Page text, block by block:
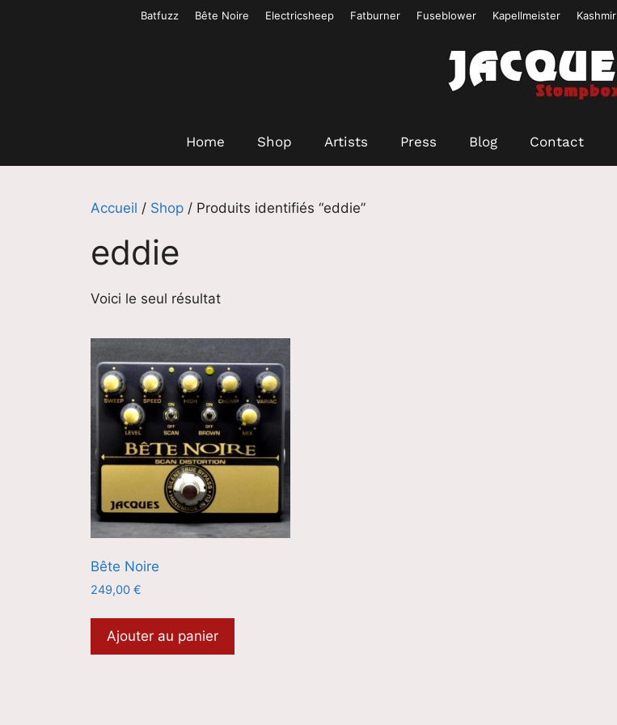
Batfuzz Bête Noire Electricsheep Fatburner Fuseblower Kapellmeister Kashmir
Home Shop Artists Press Blog Contact
Accueil / Shop / Produits identifiés “eddie”
eddie
Voici le seul résultat
Bête Noire
249,00 €
Ajouter au panier